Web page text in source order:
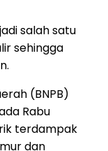
salah satu
sehingga
(BNPB)
Rabu
terdampak
dan